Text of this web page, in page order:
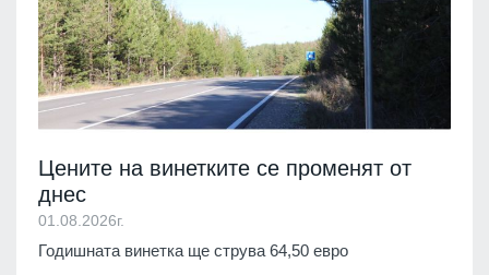
Цените на винетките се променят от
днес
01.08.2026г.
Годишната винетка ще струва 64,50 евро